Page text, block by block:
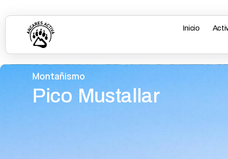
Inicio
Montañismo
Pico Mustallar